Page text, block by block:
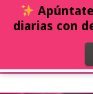
diarias con